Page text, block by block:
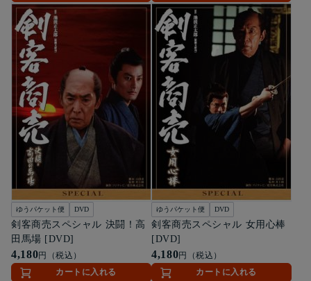
ゆうパケット便 DVD
剣客商売スペシャル 決闘！高
田馬場 [DVD]
4,180円（税込）
カートに入れる
ゆうパケット便 DVD
剣客商売スペシャル 女用心棒
[DVD]
4,180円（税込）
カートに入れる